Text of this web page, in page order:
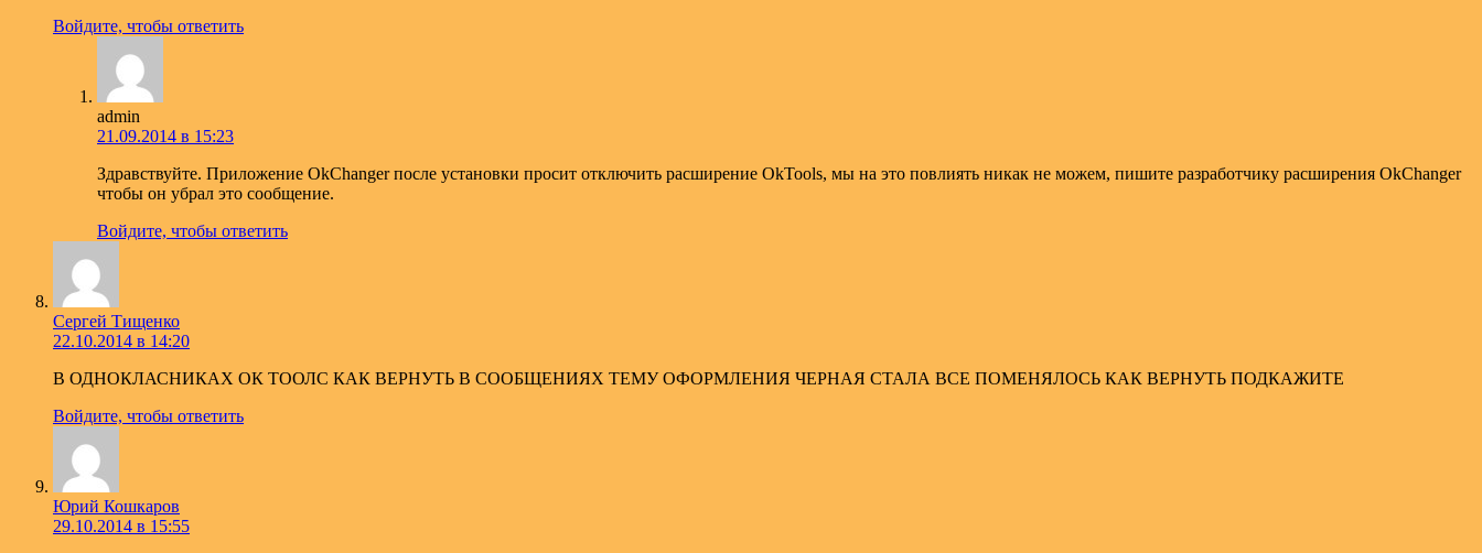
Войдите, чтобы ответить
admin
21.09.2014 в 15:23
Здравствуйте. Приложение OkChanger после установки просит отключить расширение OkTools, мы на это повлиять никак не можем, пишите разработчику расширения OkChanger
чтобы он убрал это сообщение.
Войдите, чтобы ответить
Сергей Тищенко
22.10.2014 в 14:20
В ОДНОКЛАСНИКАХ ОК ТООЛС КАК ВЕРНУТЬ В СООБЩЕНИЯХ ТЕМУ ОФОРМЛЕНИЯ ЧЕРНАЯ СТАЛА ВСЕ ПОМЕНЯЛОСЬ КАК ВЕРНУТЬ ПОДКАЖИТЕ
Войдите, чтобы ответить
Юрий Кошкаров
29.10.2014 в 15:55